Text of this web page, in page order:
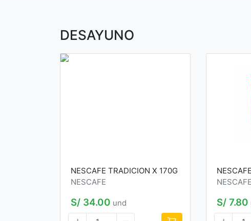
DESAYUNO
NESCAFE TRADICION X 170G
NESCAFE
S/ 34.00 und
NESCAFE
S/ 7.80